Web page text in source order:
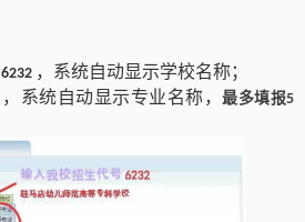
6232 ，系统自动显示学校名称；
，系统自动显示专业名称， 最多填报5